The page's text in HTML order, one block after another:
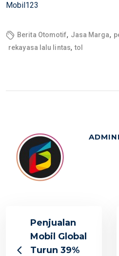
Mobil123
Berita Otomotif, Jasa Marga,
rekayasa lalu lintas, tol
Penjualan
Mobil Global
Turun 39%